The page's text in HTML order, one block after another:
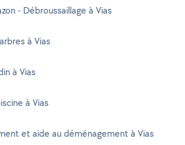
- Débroussaillage à Vias
à Vias
à Vias
à Vias
et aide au déménagement à Vias